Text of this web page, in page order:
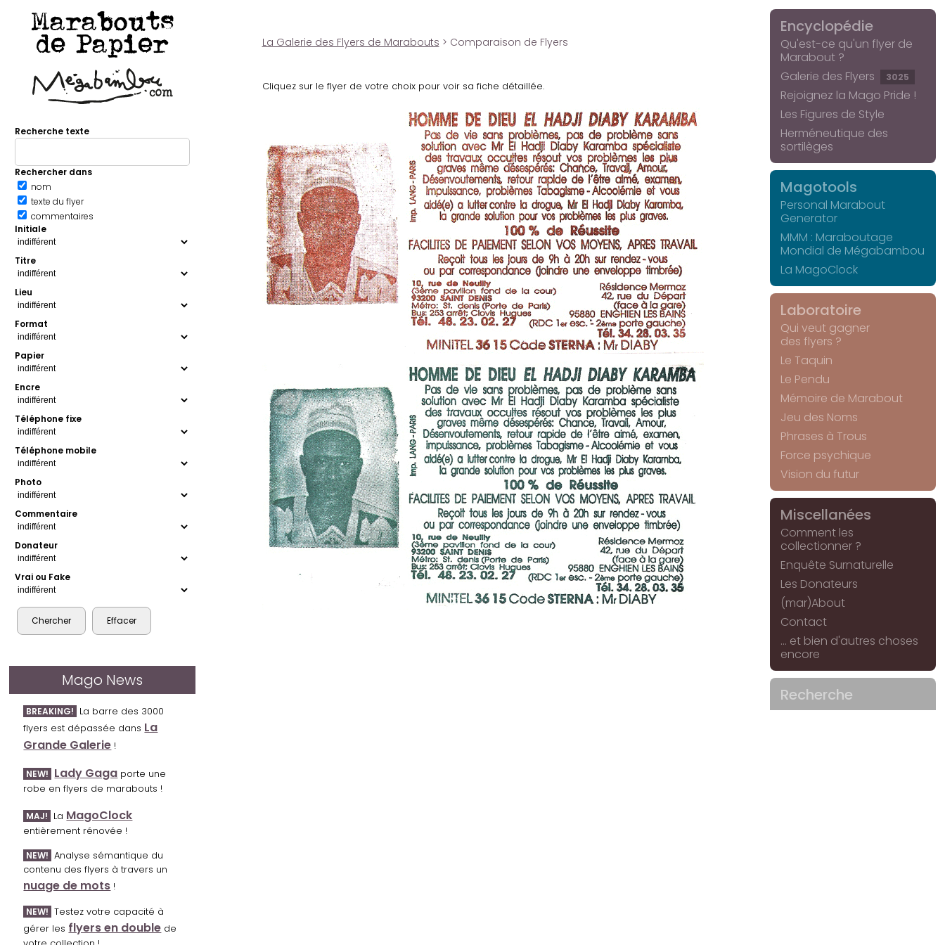
Marabouts
de Papier
Recherche texte
Rechercher dans
nom
texte du flyer
commentaires
Initiale
Titre
Lieu
Format
Papier
Encre
Téléphone fixe
Téléphone mobile
Photo
Commentaire
Donateur
Vrai ou Fake
Mago News
BREAKING! La barre des 3000
flyers est dépassée dans La
Grande Galerie !
NEW! Lady Gaga porte une
robe en flyers de marabouts !
MAJ! La MagoClock
entièrement rénovée !
NEW! Analyse sémantique du
contenu des flyers à travers un
nuage de mots !
NEW! Testez votre capacité à
gérer les flyers en double de
La Galerie des Flyers de Marabouts > Comparaison de Flyers
Cliquez sur le flyer de votre choix pour voir sa fiche détaillée.
Encyclopédie
Qu'est-ce qu'un flyer de
Marabout ?
Galerie des Flyers
3025
Rejoignez la Mago Pride !
Les Figures de Style
Herméneutique des
sortilèges
Magotools
Personal Marabout
Generator
MMM : Maraboutage
Mondial de Mégabambou
La MagoClock
Laboratoire
Qui veut gagner
des flyers ?
Le Taquin
Le Pendu
Mémoire de Marabout
Jeu des Noms
Phrases à Trous
Force psychique
Vision du futur
Miscellanées
Comment les
collectionner ?
Enquête Surnaturelle
Les Donateurs
(mar)About
Contact
... et bien d'autres choses
encore
Recherche